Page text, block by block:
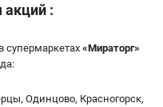
акций :
«Мираторг»
Одинцово, Красногорск,